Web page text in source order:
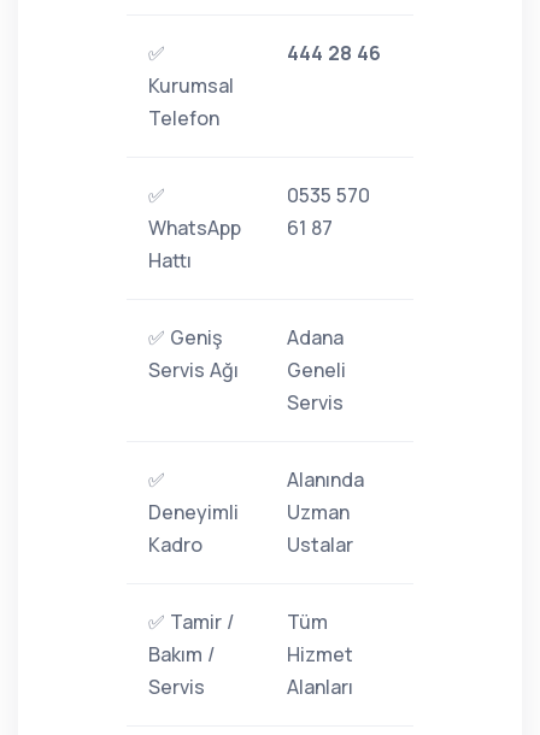
✅
Kurumsal
Telefon
444 28 46
✅
WhatsApp
Hattı
0535 570
61 87
✅ Geniş
Servis Ağı
Adana
Geneli
Servis
✅
Deneyimli
Kadro
Alanında
Uzman
Ustalar
✅ Tamir /
Bakım /
Servis
Tüm
Hizmet
Alanları